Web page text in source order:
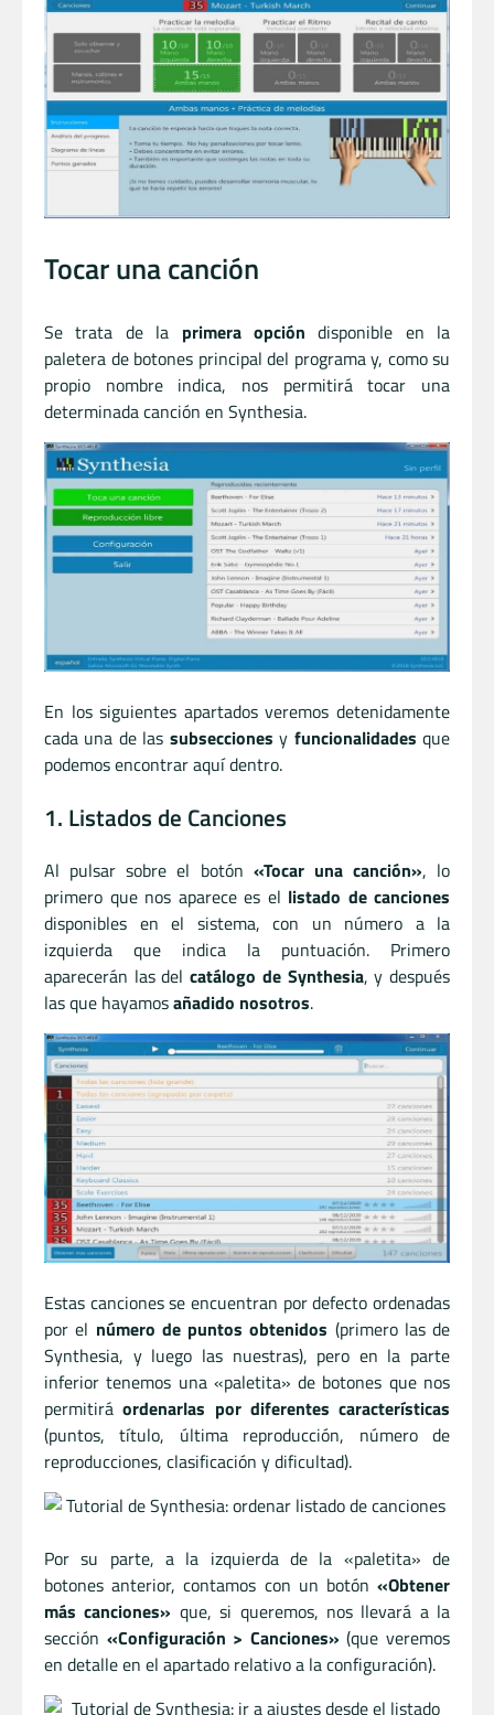
Tocar una canción
Se trata de la primera opción disponible en la
paletera de botones principal del programa y, como su
propio nombre indica, nos permitirá tocar una
determinada canción en Synthesia.
En los siguientes apartados veremos detenidamente
cada una de las subsecciones y funcionalidades que
podemos encontrar aquí dentro.
1. Listados de Canciones
Al pulsar sobre el botón «Tocar una canción», lo
primero que nos aparece es el listado de canciones
disponibles en el sistema, con un número a la
izquierda que indica la puntuación. Primero
aparecerán las delcatálogo de Synthesia, y después
las que hayamosañadido nosotros.
Estas canciones se encuentran por defecto ordenadas
por el número de puntos obtenidos (primero las de
Synthesia, y luego las nuestras), pero en la parte
inferior tenemos una «paletita» de botones que nos
permitiráordenarlas por diferentes características
(puntos, título, última reproducción, número de
reproducciones, clasificación y dificultad).
Por su parte, a la izquierda de la «paletita» de
botones anterior, contamos con un botón «Obtener
más canciones» que, si queremos, nos llevará a la
sección «Configuración > Canciones» (que veremos
en detalle en el apartado relativo a la configuración).